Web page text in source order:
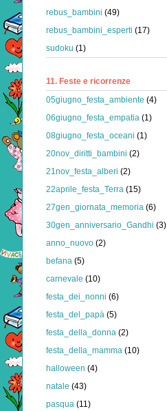
rebus_bambini (49)
rebus_bambini_esperti (17)
sudoku (1)
11. Feste e ricorrenze
05giugno_festa_ambiente (4)
06giugno_festa_empatia (1)
08giugno_festa_oceani (1)
20nov_diritti_bambini (2)
21nov_festa_alberi (2)
22aprile_festa_Terra (15)
27gen_giornata_memoria (6)
30gen_anniversario_Gandhi (3)
anno_nuovo (2)
befana (5)
carnevale (10)
festa_dei_nonni (6)
festa_del_papà (5)
festa_della_donna (2)
festa_della_mamma (10)
halloween (4)
natale (43)
pasqua (11)